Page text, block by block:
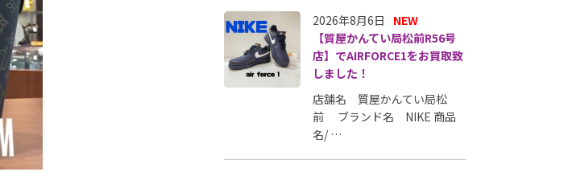
2026年8月6日
NEW
【質屋かんてい局松前R56号
店】でAIRFORCE1をお買取致
しました！
店舗名 質屋かんてい局松
前 ブランド名 NIKE 商品
名/ …